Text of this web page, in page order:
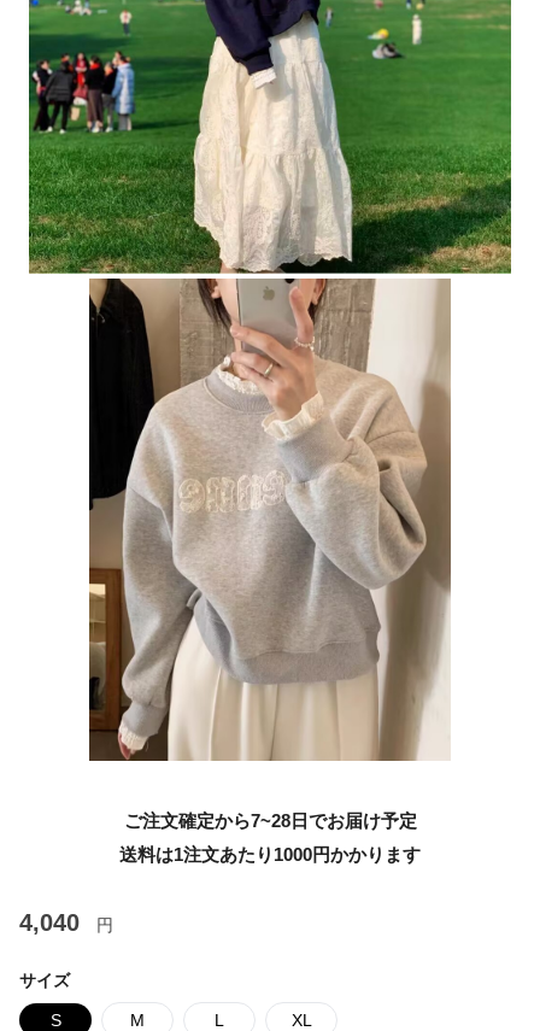
ご注文確定から7~28日でお届け予定
送料は1注文あたり 1000円かかります
4,040 円
サイズ
S M L XL